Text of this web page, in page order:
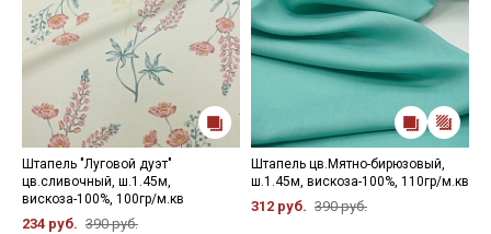
Штапель "Луговой дуэт"
цв.сливочный, ш.1.45м,
вискоза-100%, 100гр/м.кв
234 руб. 390 руб.
Штапель цв.Мятно-бирюзовый,
ш.1.45м, вискоза-100%, 110гр/м.кв
312 руб. 390 руб.